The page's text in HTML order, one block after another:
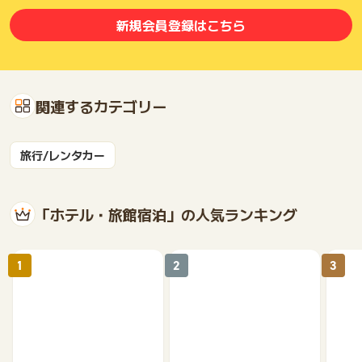
新規会員登録はこちら
関連するカテゴリー
旅行/レンタカー
「ホテル・旅館宿泊」の人気ランキング
1 2 3